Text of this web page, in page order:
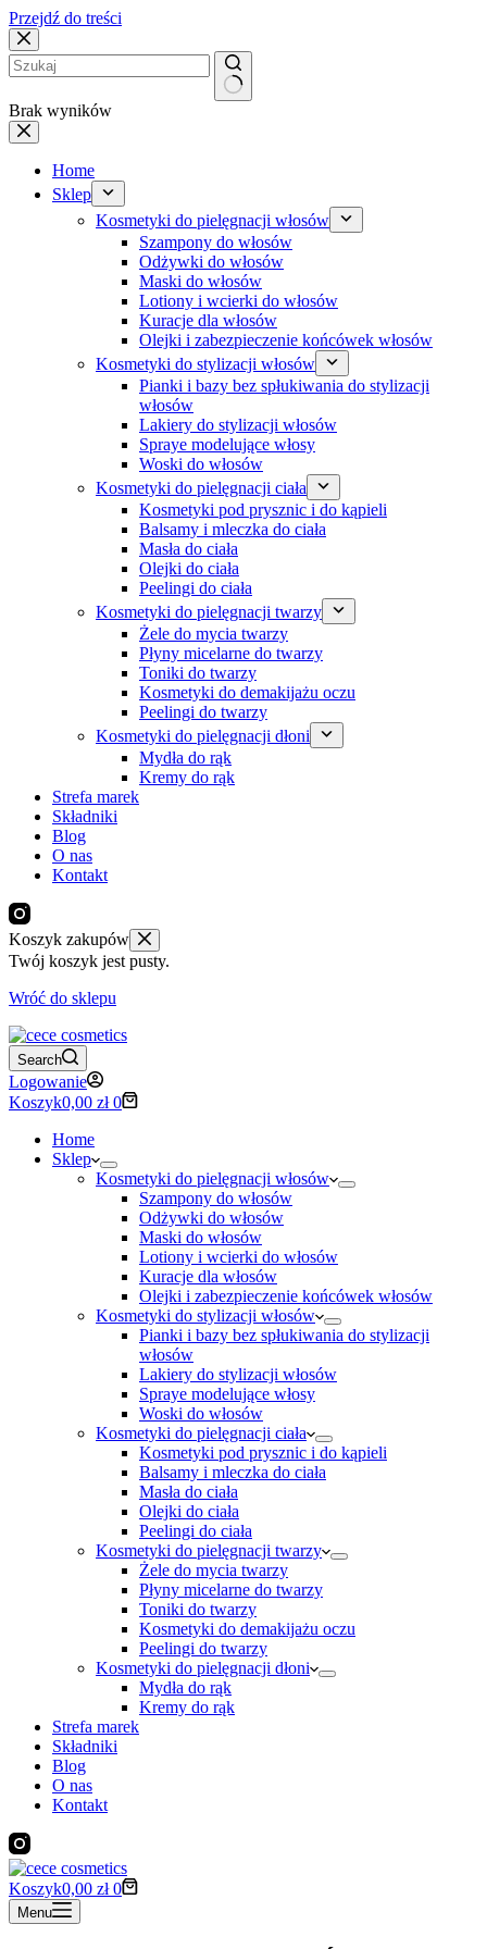
Przejdź do treści
Brak wyników
Home
Sklep
Kosmetyki do pielęgnacji włosów
Szampony do włosów
Odżywki do włosów
Maski do włosów
Lotiony i wcierki do włosów
Kuracje dla włosów
Olejki i zabezpieczenie końcówek włosów
Kosmetyki do stylizacji włosów
Pianki i bazy bez spłukiwania do stylizacji
włosów
Lakiery do stylizacji włosów
Spraye modelujące włosy
Woski do włosów
Kosmetyki do pielęgnacji ciała
Kosmetyki pod prysznic i do kąpieli
Balsamy i mleczka do ciała
Masła do ciała
Olejki do ciała
Peelingi do ciała
Kosmetyki do pielęgnacji twarzy
Żele do mycia twarzy
Płyny micelarne do twarzy
Toniki do twarzy
Kosmetyki do demakijażu oczu
Peelingi do twarzy
Kosmetyki do pielęgnacji dłoni
Mydła do rąk
Kremy do rąk
Strefa marek
Składniki
Blog
O nas
Kontakt
Koszyk zakupów
Twój koszyk jest pusty.
Wróć do sklepu
Search
Logowanie
Koszyk0,00 zł 0
Home
Sklep
Kosmetyki do pielęgnacji włosów
Szampony do włosów
Odżywki do włosów
Maski do włosów
Lotiony i wcierki do włosów
Kuracje dla włosów
Olejki i zabezpieczenie końcówek włosów
Kosmetyki do stylizacji włosów
Pianki i bazy bez spłukiwania do stylizacji
włosów
Lakiery do stylizacji włosów
Spraye modelujące włosy
Woski do włosów
Kosmetyki do pielęgnacji ciała
Kosmetyki pod prysznic i do kąpieli
Balsamy i mleczka do ciała
Masła do ciała
Olejki do ciała
Peelingi do ciała
Kosmetyki do pielęgnacji twarzy
Żele do mycia twarzy
Płyny micelarne do twarzy
Toniki do twarzy
Kosmetyki do demakijażu oczu
Peelingi do twarzy
Kosmetyki do pielęgnacji dłoni
Mydła do rąk
Kremy do rąk
Strefa marek
Składniki
Blog
O nas
Kontakt
Koszyk0,00 zł 0
Menu